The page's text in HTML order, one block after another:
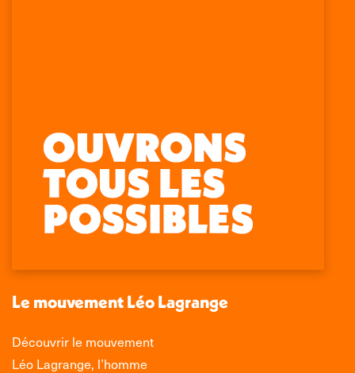
Retrouvez-nous sur :
Facebook
s'ouvre
une
fenêtre
La
page
X
s'ouvre
une
fenêtre
La
page
LinkedIn
s'ouvre
une
fenêtre
La
page
Instagram
s'ouvre
une
nouvelle
fenêtre
Le mouvement Léo Lagrange
Découvrir le mouvement
Léo Lagrange, l’homme